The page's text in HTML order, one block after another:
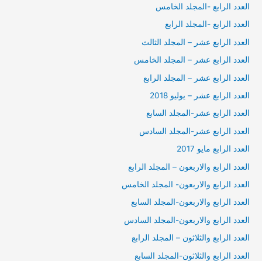
العدد الرابع -المجلد الخامس
العدد الرابع -المجلد الرابع
العدد الرابع عشر – المجلد الثالث
العدد الرابع عشر – المجلد الخامس
العدد الرابع عشر – المجلد الرابع
العدد الرابع عشر – يوليو 2018
العدد الرابع عشر-المجلد السابع
العدد الرابع عشر-المجلد السادس
العدد الرابع مايو 2017
العدد الرابع والاربعون – المجلد الرابع
العدد الرابع والاربعون- المجلد الخامس
العدد الرابع والاربعون-المجلد السابع
العدد الرابع والاربعون-المجلد السادس
العدد الرابع والثلاثون – المجلد الرابع
العدد الرابع والثلاثون-المجلد السابع